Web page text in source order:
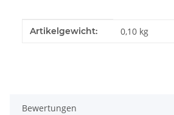
Produkteigenschaft
Wert
Artikelgewicht: 0,10 kg
Bewertungen